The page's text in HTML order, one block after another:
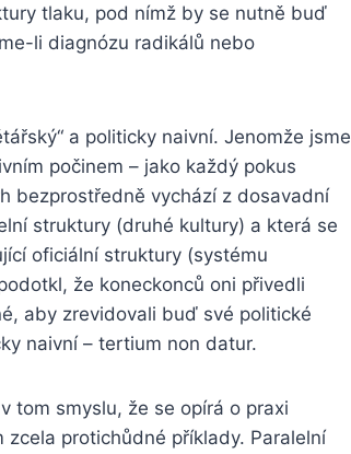
tlaku, pod nímž by se nutně buď
li diagnózu radikálů nebo
a politicky naivní. Jenomže jsme
počinem – jako každý pokus
bezprostředně vychází z dosavadní
struktury (druhé kultury) a která se
oficiální struktury (systému
že koneckonců oni přivedli
aby zrevidovali buď své politické
naivní – tertium non datur.
tom smyslu, že se opírá o praxi
protichůdné příklady. Paralelní